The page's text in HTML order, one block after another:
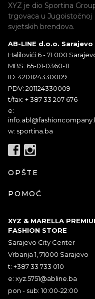
XYZ je dio Sportina
trgovaca u Jugoistočnoj
svjetskih brendova.
AB-LINE d.o.o. Sarajevo
Halilovići 6 - 71 000
MBS: 65-01-0360-11
ID: 4201124330009
PDV: 201124330009
t/fax: + 387 33 207 676
e:
w: sportina.ba
OPŠTE
POMOĆ
XYZ & MARELLA
FASHION STORE
Sarajevo City Center
Vrbanja 1, 71000 Sarajevo
t: +387 33 733 010
e: xyz.5751@abline.ba
pon - sub: 10:00-22:00